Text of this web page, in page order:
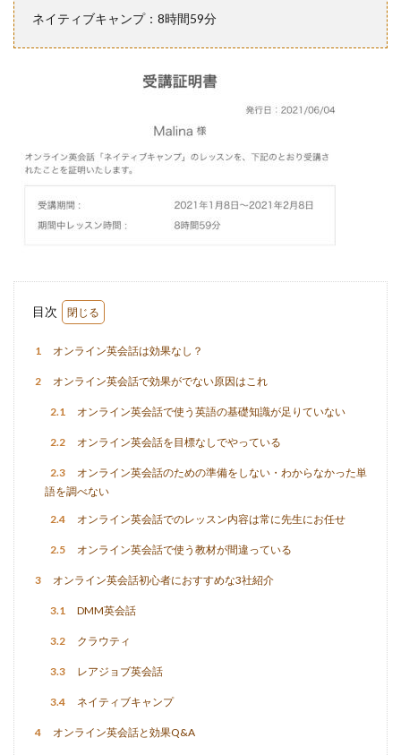
ネイティブキャンプ：8時間59分
目次
1 オンライン英会話は効果なし？
2 オンライン英会話で効果がでない原因はこれ
2.1 オンライン英会話で使う英語の基礎知識が足りていない
2.2 オンライン英会話を目標なしでやっている
2.3
オンライン英会話のための準備をしない・わからなかった単
語を調べない
2.4 オンライン英会話でのレッスン内容は常に先生にお任せ
2.5 オンライン英会話で使う教材が間違っている
3 オンライン英会話初心者におすすめな3社紹介
3.1 DMM英会話
3.2 クラウティ
3.3 レアジョブ英会話
3.4 ネイティブキャンプ
4 オンライン英会話と効果Q&A